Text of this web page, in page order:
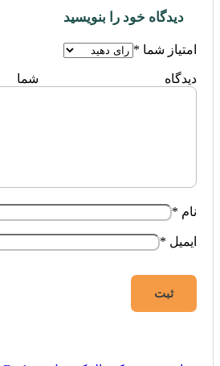
دیدگاه خود را بنویسید
امتیاز شما *
دیدگاه
نام *
ایمیل *